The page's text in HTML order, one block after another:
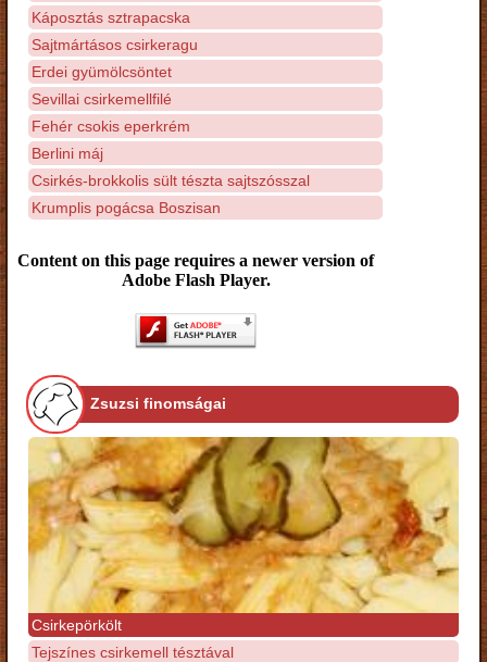
Káposztás sztrapacska
Sajtmártásos csirkeragu
Erdei gyümölcsöntet
Sevillai csirkemellfilé
Fehér csokis eperkrém
Berlini máj
Csirkés-brokkolis sült tészta sajtszósszal
Krumplis pogácsa Boszisan
Content on this page requires a newer version of
Adobe Flash Player.
Zsuzsi finomságai
Csirkepörkölt
Tejszínes csirkemell tésztával